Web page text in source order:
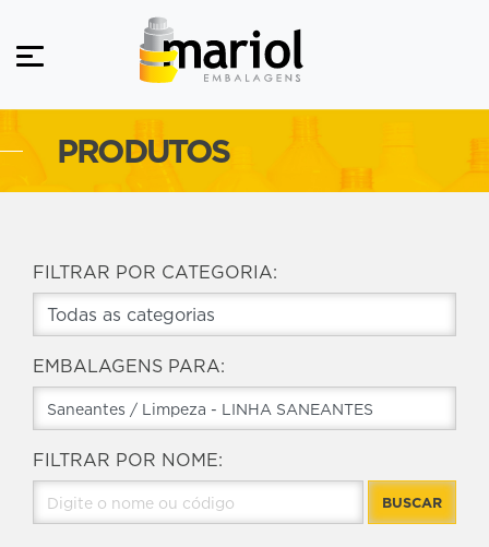
PRODUTOS
FILTRAR POR CATEGORIA:
EMBALAGENS PARA:
FILTRAR POR NOME:
BUSCAR